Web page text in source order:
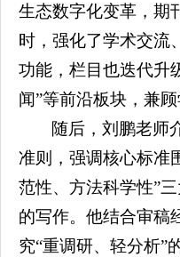
生态数字化变革，期
时，强化了学术交流
功能，栏目也迭代升
闻”等前沿板块，兼
随后，刘鹏老师
准则，强调核心标准
范性、方法科学性”
的写作。他结合审稿
究“重调研、轻分析”